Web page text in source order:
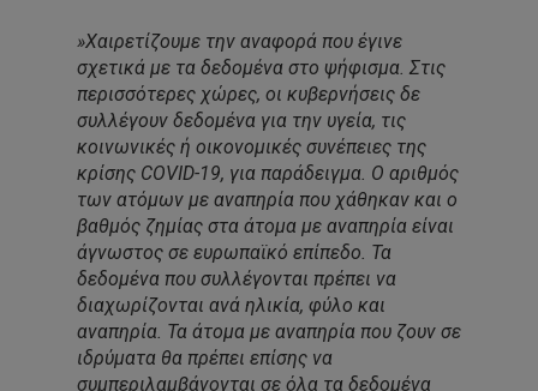
»Χαιρετίζουμε την αναφορά που έγινε
σχετικά με τα δεδομένα στο ψήφισμα. Στις
περισσότερες χώρες, οι κυβερνήσεις δε
συλλέγουν δεδομένα για την υγεία, τις
κοινωνικές ή οικονομικές συνέπειες της
κρίσης COVID-19, για παράδειγμα. Ο αριθμός
των ατόμων με αναπηρία που χάθηκαν και ο
βαθμός ζημίας στα άτομα με αναπηρία είναι
άγνωστος σε ευρωπαϊκό επίπεδο. Τα
δεδομένα που συλλέγονται πρέπει να
διαχωρίζονται ανά ηλικία, φύλο και
αναπηρία. Τα άτομα με αναπηρία που ζουν σε
ιδρύματα θα πρέπει επίσης να
συμπεριλαμβάνονται σε όλα τα δεδομένα